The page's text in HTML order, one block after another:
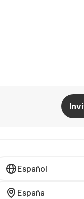
Español
España